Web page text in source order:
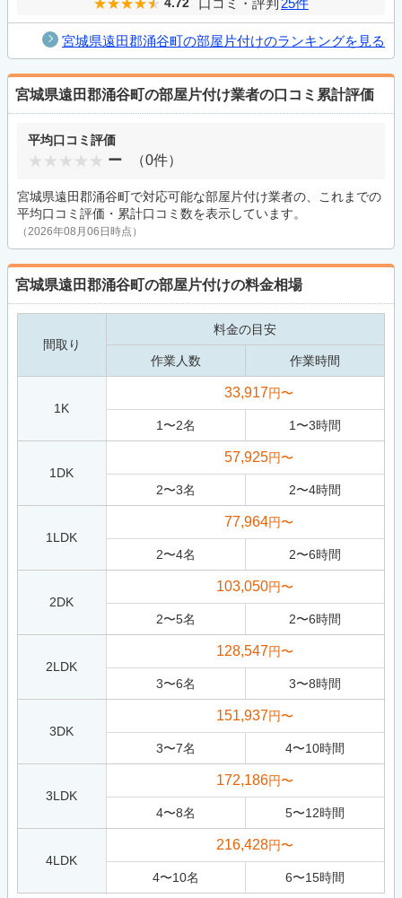
4.72 口コミ・評判 25件
宮城県遠田郡涌谷町の部屋片付けのランキングを見る
宮城県遠田郡涌谷町の部屋片付け業者の口コミ累計評価
平均口コミ評価
ー （0件）
宮城県遠田郡涌谷町で対応可能な部屋片付け業者の、これまでの
平均口コミ評価・累計口コミ数を表示しています。
（2026年08月06日時点）
宮城県遠田郡涌谷町の部屋片付けの料金相場
間取り
料金の目安
作業人数 作業時間
1K
33,917円〜
1 〜2名 1 〜3時間
1DK
57,925円〜
2〜3名 2〜4時間
1LDK
77,964円〜
2〜4名 2〜6時間
2DK
103,050円〜
2〜5名 2〜6時間
2LDK
128,547円〜
3〜6名 3〜8時間
3DK
151,937円〜
3〜7名 4〜10時間
3LDK
172,186円〜
4〜8名 5〜12時間
4LDK
216,428円〜
4〜10名 6〜15時間